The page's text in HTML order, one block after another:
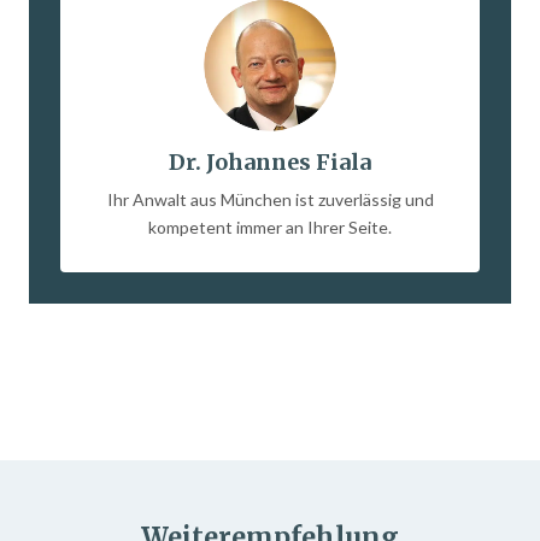
Dr. Johannes Fiala
Ihr Anwalt aus München ist zuverlässig und
kompetent immer an Ihrer Seite.